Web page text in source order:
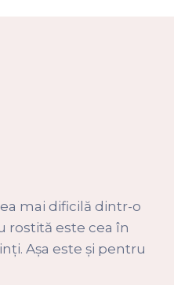
mai dificilă dintr-o
rostită este cea în
Așa este și pentru